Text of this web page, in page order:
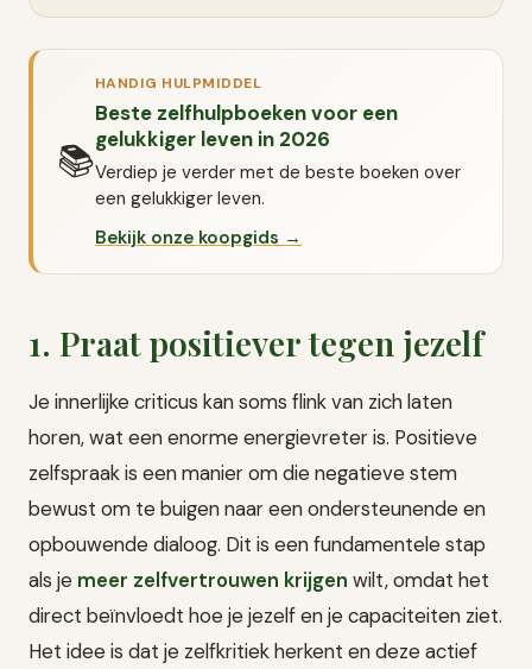
📚
HANDIG HULPMIDDEL
Beste zelfhulpboeken voor een
gelukkiger leven in 2026
Verdiep je verder met de beste boeken over
een gelukkiger leven.
Bekijk onze koopgids →
1. Praat positiever tegen jezelf
Je innerlijke criticus kan soms flink van zich laten
horen, wat een enorme energievreter is. Positieve
zelfspraak is een manier om die negatieve stem
bewust om te buigen naar een ondersteunende en
opbouwende dialoog. Dit is een fundamentele stap
als je meer zelfvertrouwen krijgen wilt, omdat het
direct beïnvloedt hoe je jezelf en je capaciteiten ziet.
Het idee is dat je zelfkritiek herkent en deze actief